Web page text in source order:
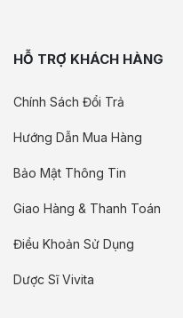
HỖ TRỢ KHÁCH HÀNG
Chính Sách Đổi Trả
Hướng Dẫn Mua Hàng
Bảo Mật Thông Tin
Giao Hàng & Thanh Toán
Điều Khoản Sử Dụng
Dược Sĩ Vivita